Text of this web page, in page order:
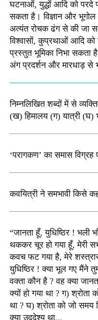
घटनाओं, युद्धों आदि को
सकता है। विज्ञान और भूगोल
अत्यंत रोचक ढंग से की जा
विश्वासों, कुप्रथाओं आदि को
प्रस्तुत भूमिका निभा सकता
अंग प्रदर्शन और मारधाड़ से
निम्नलिखित शब्दों में से
(ख) हिमालय (ग) यात्री
‘परागकण’ का समास
कवयित्री ने समभावी किसे
“जानता हूँ, युधिष्ठिर ! भली
थककर चूर हो गया हूँ, मेरी
कवच फट गया है, मेरे
युधिष्‍ठिर ! क्‍या भूल गए मैंने
वक्‍ता कौन है ? वह क्‍या
क्यों हो गया था ? ग) श्रोता
था ? घ) श्रोता को जो समय
क्‍या उद्‌देश्‍य था...